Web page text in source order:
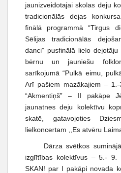
jaunizveidotajai skolas deju
tradicionālās dejas
finālā programmā “Tirgus
Sēlijas tradicionālās
danci” pusfinālā lielo
bērnu un jauniešu
sarīkojumā “Pulkā eimu,
Arī pašiem mazākajiem –
“Akmentiņš” – II pakāpe
jaunatnes deju kolektīvu
skatē, gatavojoties
lielkoncertam ,,Es atvēru
Dārza svētkos
izglītības kolektīvus – 5.- 9.
SKAN! par I pakāpi novada